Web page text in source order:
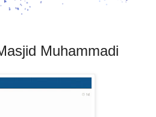
Muhammadi